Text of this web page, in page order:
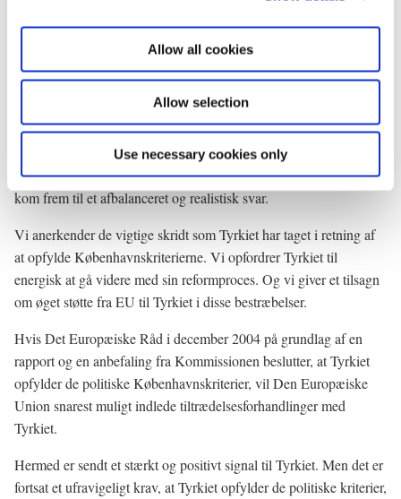
Allow all cookies
Allow selection
Use necessary cookies only
mellem institutionerne finder fleksible løsninger, der sikrer de
bedste vilkår for vore nye medlemsstater.
Med hensyn til Bulgarien og Rumænien er konklusionerne klare.
byde de to lande velkommen som medlemmer i 2007.
Spørgsmålet om Tyrkiet blev et centralt emne i København. Vi
kom frem til et afbalanceret og realistisk svar.
Vi anerkender de vigtige skridt som Tyrkiet har taget i retning af
at opfylde Københavnskriterierne. Vi opfordrer Tyrkiet til
energisk at gå videre med sin reformproces. Og vi giver et tilsagn
om øget støtte fra EU til Tyrkiet i disse bestræbelser.
Hvis Det Europæiske Råd i december 2004 på grundlag af en
rapport og en anbefaling fra Kommissionen beslutter, at Tyrkiet
opfylder de politiske Københavnskriterier, vil Den Europæiske
Union snarest muligt indlede tiltrædelsesforhandlinger med
Tyrkiet.
Hermed er sendt et stærkt og positivt signal til Tyrkiet. Men det er
fortsat et ufravigeligt krav, at Tyrkiet opfylder de politiske kriterier,